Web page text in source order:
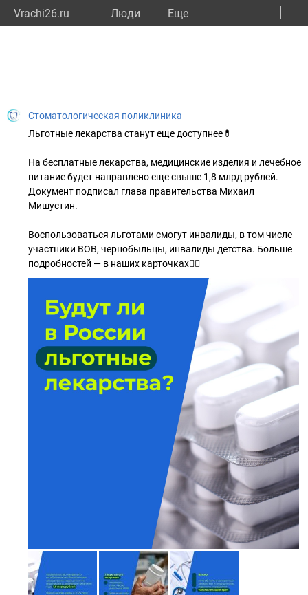
Vrachi26.ru Люди Eще
Стоматологическая поликлиника
Льготные лекарства станут еще доступнее💊
На бесплатные лекарства, медицинские изделия и лечебное
питание будет направлено еще свыше 1,8 млрд рублей.
Документ подписал глава правительства Михаил
Мишустин.
Воспользоваться льготами смогут инвалиды, в том числе
участники ВОВ, чернобыльцы, инвалиды детства. Больше
подробностей — в наших карточках👇🏻